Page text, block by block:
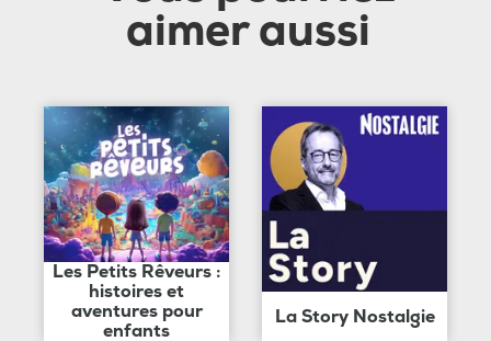
aimer aussi
Les Petits Rêveurs :
histoires et
aventures pour
enfants
La Story Nostalgie